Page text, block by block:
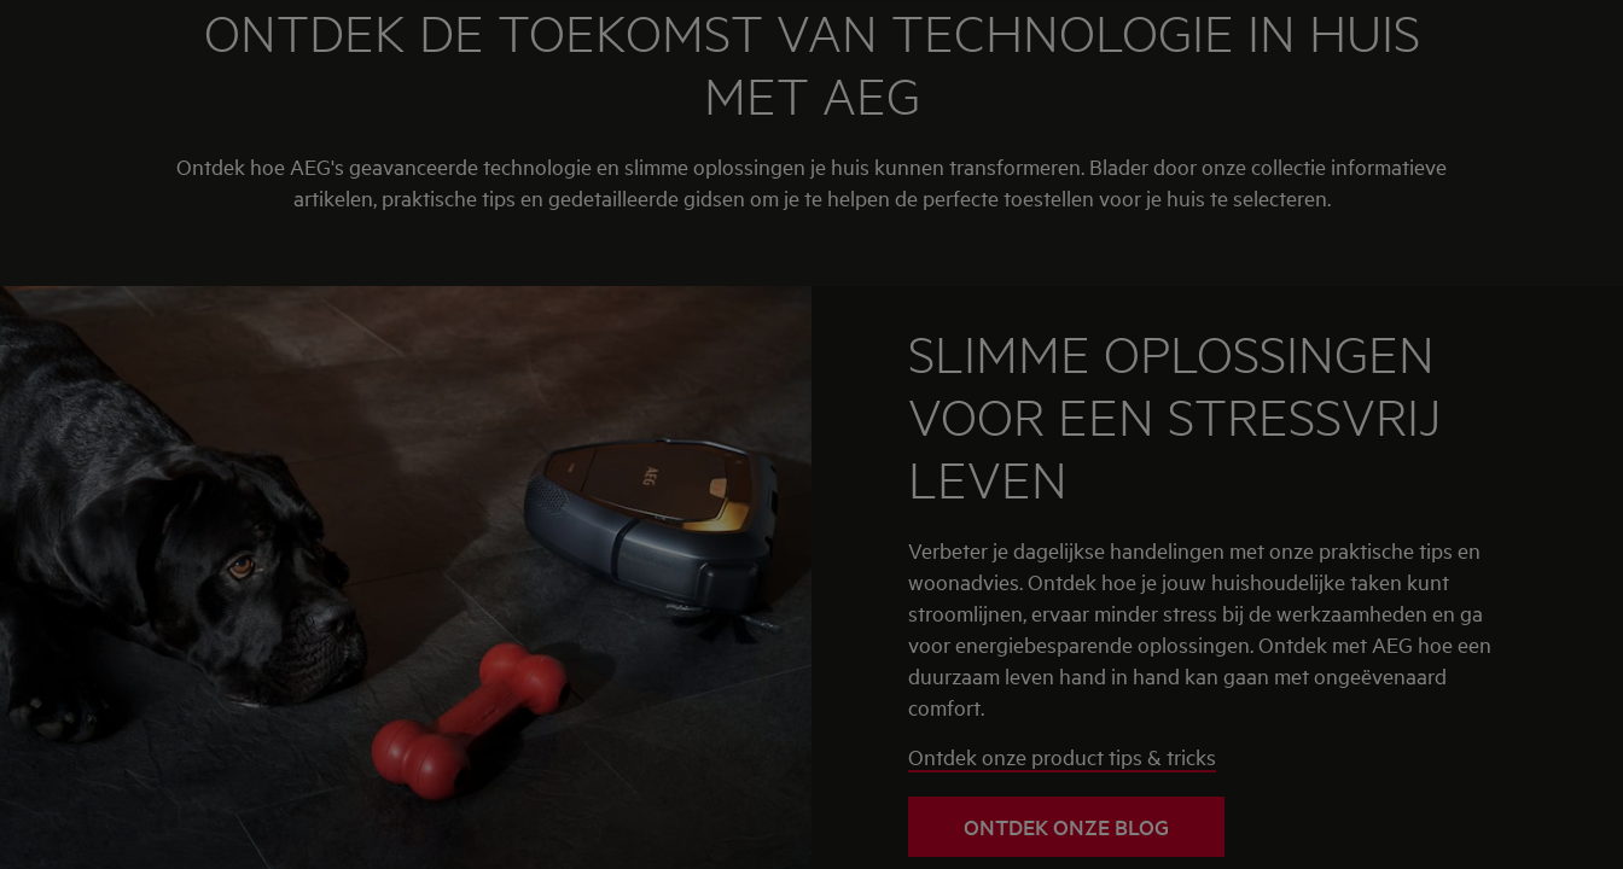
ONTDEK DE TOEKOMST VAN TECHNOLOGIE IN HUIS
MET AEG
Ontdek hoe AEG's geavanceerde technologie en slimme oplossingen je huis kunnen transformeren. Blader door onze collectie informatieve
artikelen, praktische tips en gedetailleerde gidsen om je te helpen de perfecte toestellen voor je huis te selecteren.
SLIMME OPLOSSINGEN
VOOR EEN STRESSVRIJ
LEVEN
Verbeter je dagelijkse handelingen met onze praktische tips en
woonadvies. Ontdek hoe je jouw huishoudelijke taken kunt
stroomlijnen, ervaar minder stress bij de werkzaamheden en ga
voor energiebesparende oplossingen. Ontdek met AEG hoe een
duurzaam leven hand in hand kan gaan met ongeëvenaard
comfort.
Ontdek onze product tips & tricks
ONTDEK ONZE BLOG